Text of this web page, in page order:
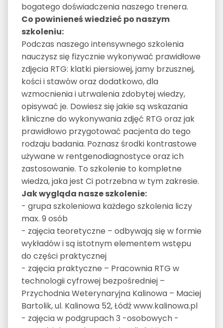
bogatego doświadczenia naszego trenera.
Co powinieneś wiedzieć po naszym
szkoleniu:
Podczas naszego intensywnego szkolenia
nauczysz się fizycznie wykonywać prawidłowe
zdjęcia RTG: klatki piersiowej, jamy brzusznej,
kości i stawów oraz dodatkowo, dla
wzmocnienia i utrwalenia zdobytej wiedzy,
opisywać je. Dowiesz się jakie są wskazania
kliniczne do wykonywania zdjęć RTG oraz jak
prawidłowo przygotować pacjenta do tego
rodzaju badania. Poznasz środki kontrastowe
używane w rentgenodiagnostyce oraz ich
zastosowanie. To szkolenie to kompletne
wiedza, jaka jest Ci potrzebna w tym zakresie.
Jak wygląda nasze szkolenie:
- grupa szkoleniowa każdego szkolenia liczy
max. 9 osób
- zajęcia teoretyczne – odbywają się w formie
wykładów i są istotnym elementem wstępu
do części praktycznej
- zajęcia praktyczne – Pracownia RTG w
technologii cyfrowej bezpośredniej –
Przychodnia Weterynaryjna Kalinowa – Maciej
Bartolik, ul. Kalinowa 52, Łódź www.kalinowa.pl
- zajęcia w podgrupach 3 -osobowych -